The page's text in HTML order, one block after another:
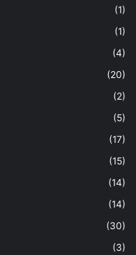
(1)
(1)
(4)
(20)
(2)
(5)
(17)
(15)
(14)
(14)
(30)
(3)